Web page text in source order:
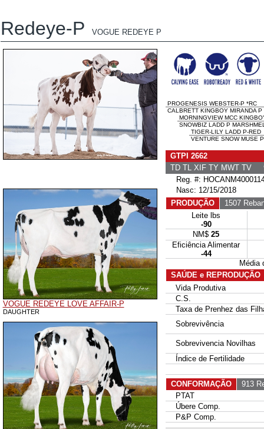
Redeye-P VOGUE REDEYE P
VOGUE REDEYE LOVE AFFAIR-P
DAUGHTER
PROGENESIS WEBSTER-P *RC
CALBRETT KINGBOY MIRANDA
MORNINGVIEW MCC
SNOWBIZ LADD P
TIGER-LILY LADD P-RED
VENTURE SNOW MUSE
GTPI 2662
TD TL XIF TY MWT TV
Reg. #:
Nasc: 12/15/2018
PRODUÇÃO
1507
Leite lbs
-90
NM$ 25
Eficiência Alimentar
-44
SAÚDE e REPRODUÇÃO
Vida Produtiva
C.S.
Taxa de Prenhez das
Sobrevivência
Sobrevivencia Novilhas
Índice de Fertilidade
CONFORMAÇÃO
913
PTAT
Úbere Comp.
P&P Comp.